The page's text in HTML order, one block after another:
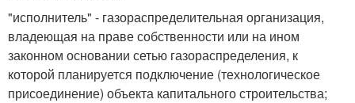
"исполнитель" - газораспределительная организация,
владеющая на праве собственности или на ином
законном основании сетью газораспределения, к
которой планируется подключение (технологическое
присоединение) объекта капитального строительства;